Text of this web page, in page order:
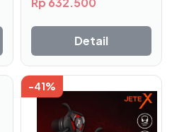
Detail
-41%
Produk
memiliki